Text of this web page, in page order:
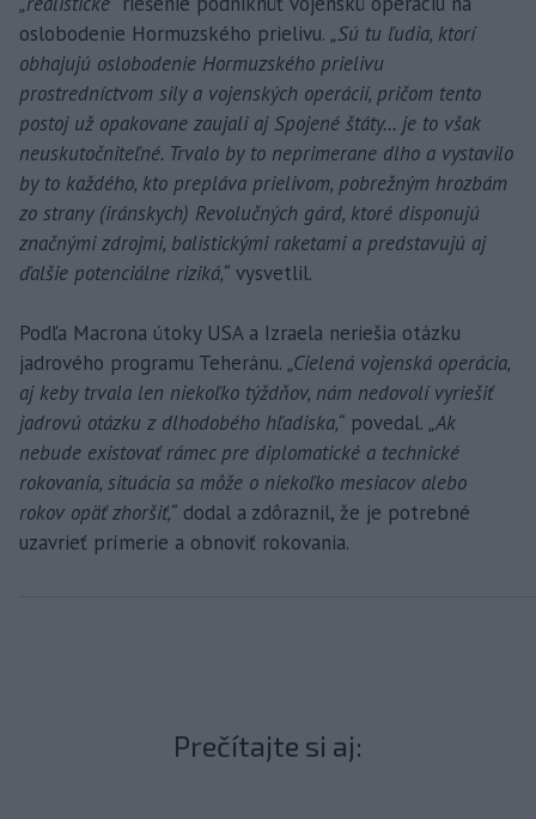
oslobodenie Hormuzského prielivu. „Sú tu ľudia, ktorí
obhajujú oslobodenie Hormuzského prielivu
prostredníctvom sily a vojenských operácií, pričom tento
postoj už opakovane zaujali aj Spojené štáty... je to však
neuskutočniteľné. Trvalo by to neprimerane dlho a vystavilo
by to každého, kto prepláva prielivom, pobrežným hrozbám
zo strany (iránskych) Revolučných gárd, ktoré disponujú
značnými zdrojmi, balistickými raketami a predstavujú aj
ďalšie potenciálne riziká,“ vysvetlil.
Podľa Macrona útoky USA a Izraela neriešia otázku
jadrového programu Teheránu. „Cielená vojenská operácia,
aj keby trvala len niekoľko týždňov, nám nedovolí vyriešiť
jadrovú otázku z dlhodobého hľadiska,“ povedal. „Ak
nebude existovať rámec pre diplomatické a technické
rokovania, situácia sa môže o niekoľko mesiacov alebo
rokov opäť zhoršiť,“ dodal a zdôraznil, že je potrebné
uzavrieť prímerie a obnoviť rokovania.
Prečítajte si aj: